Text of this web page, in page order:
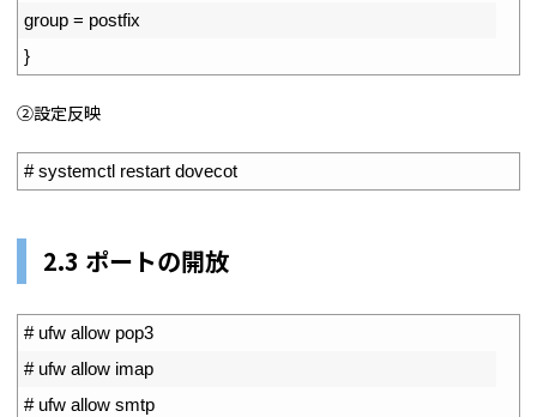
group = postfix
}
②設定反映
# systemctl restart dovecot
2.3 ポートの開放
# ufw allow pop3
# ufw allow imap
# ufw allow smtp